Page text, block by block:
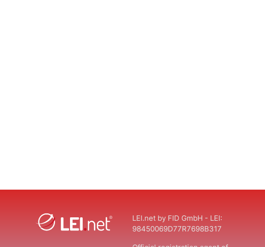
LEI.net by FID GmbH - LEI:
98450069D77R7698B317